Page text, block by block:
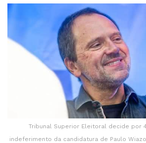
Tribunal Superior Eleitoral decide por
indeferimento da candidatura de Paulo